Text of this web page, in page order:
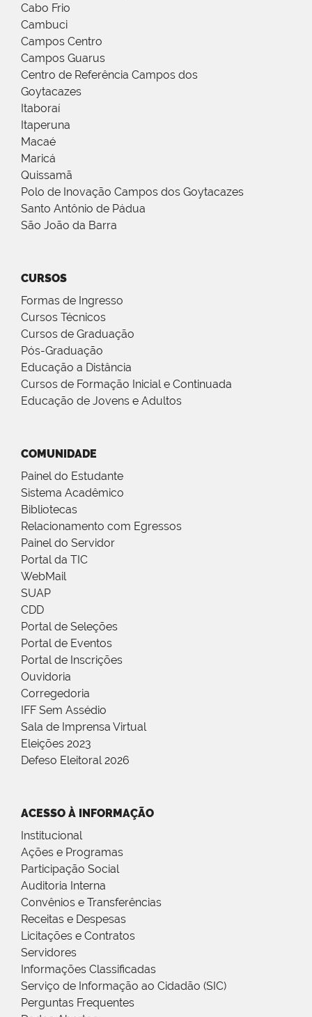
Cabo Frio
Cambuci
Campos Centro
Campos Guarus
Centro de Referência Campos dos
Goytacazes
Itaboraí
Itaperuna
Macaé
Maricá
Quissamã
Polo de Inovação Campos dos Goytacazes
Santo Antônio de Pádua
São João da Barra
CURSOS
Formas de Ingresso
Cursos Técnicos
Cursos de Graduação
Pós-Graduação
Educação a Distância
Cursos de Formação Inicial e Continuada
Educação de Jovens e Adultos
COMUNIDADE
Painel do Estudante
Sistema Acadêmico
Bibliotecas
Relacionamento com Egressos
Painel do Servidor
Portal da TIC
WebMail
SUAP
CDD
Portal de Seleções
Portal de Eventos
Portal de Inscrições
Ouvidoria
Corregedoria
IFF Sem Assédio
Sala de Imprensa Virtual
Eleições 2023
Defeso Eleitoral 2026
ACESSO À INFORMAÇÃO
Institucional
Ações e Programas
Participação Social
Auditoria Interna
Convênios e Transferências
Receitas e Despesas
Licitações e Contratos
Servidores
Informações Classificadas
Serviço de Informação ao Cidadão (SIC)
Perguntas Frequentes